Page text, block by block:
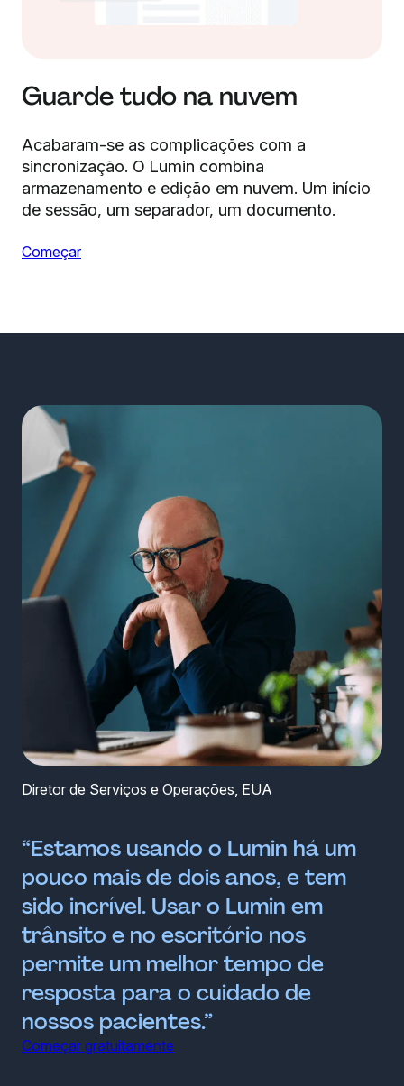
Guarde tudo na nuvem
Acabaram-se as complicações com a
sincronização. O Lumin combina
armazenamento e edição em nuvem. Um início
de sessão, um separador, um documento.
Começar
Diretor de Serviços e Operações, EUA
“Estamos usando o Lumin há um
pouco mais de dois anos, e tem
sido incrível. Usar o Lumin em
trânsito e no escritório nos
permite um melhor tempo de
resposta para o cuidado de
nossos pacientes.”
Começar gratuitamente